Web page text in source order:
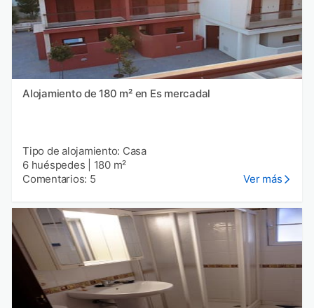
Alojamiento de 180 m² en Es mercadal
Tipo de alojamiento: Casa
6 huéspedes
180 m²
Comentarios: 5
Ver más